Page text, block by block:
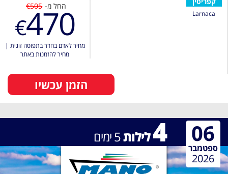
Larnaca
החל מ- €505
€470
מחיר לאדם בחדר בתפוסה זוגית |
מחיר להזמנות באתר
הזמן עכשיו
4לילות5ימים 06
ספטמבר
2026